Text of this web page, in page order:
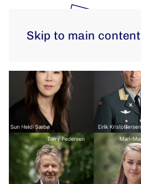
Skip to main content